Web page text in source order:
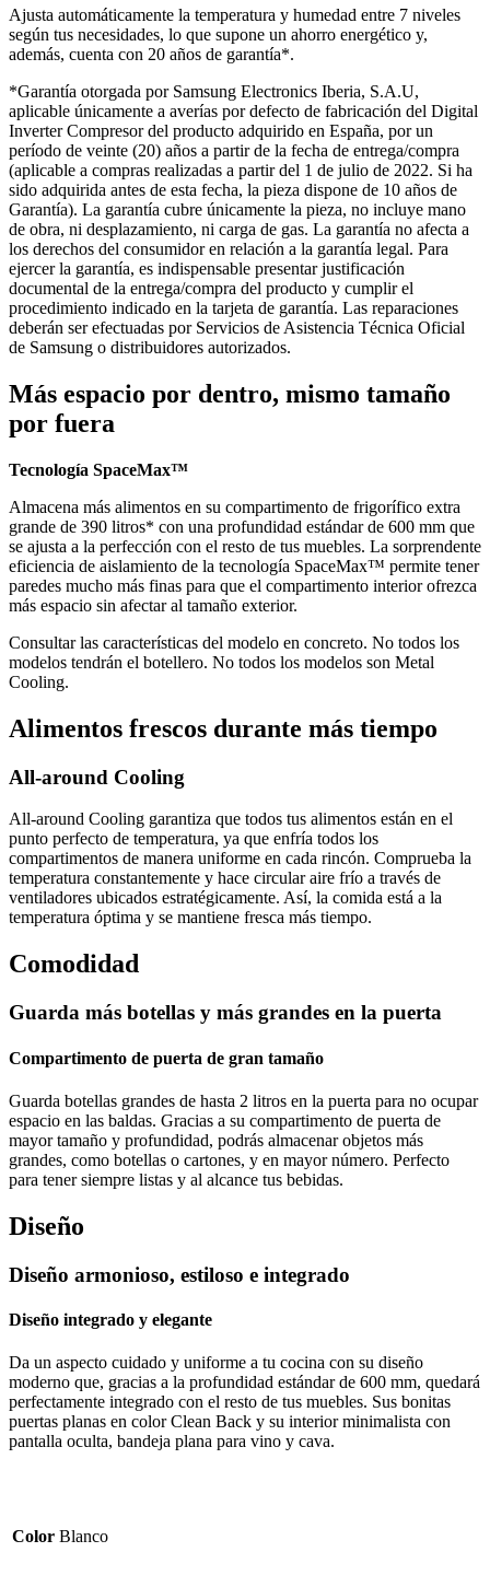
Ajusta automáticamente la temperatura y humedad entre 7 niveles
según tus necesidades, lo que supone un ahorro energético y,
además, cuenta con 20 años de garantía*.
*Garantía otorgada por Samsung Electronics Iberia, S.A.U,
aplicable únicamente a averías por defecto de fabricación del Digital
Inverter Compresor del producto adquirido en España, por un
período de veinte (20) años a partir de la fecha de entrega/compra
(aplicable a compras realizadas a partir del 1 de julio de 2022. Si ha
sido adquirida antes de esta fecha, la pieza dispone de 10 años de
Garantía). La garantía cubre únicamente la pieza, no incluye mano
de obra, ni desplazamiento, ni carga de gas. La garantía no afecta a
los derechos del consumidor en relación a la garantía legal. Para
ejercer la garantía, es indispensable presentar justificación
documental de la entrega/compra del producto y cumplir el
procedimiento indicado en la tarjeta de garantía. Las reparaciones
deberán ser efectuadas por Servicios de Asistencia Técnica Oficial
de Samsung o distribuidores autorizados.
Más espacio por dentro, mismo tamaño
por fuera
Tecnología SpaceMax™
Almacena más alimentos en su compartimento de frigorífico extra
grande de 390 litros* con una profundidad estándar de 600 mm que
se ajusta a la perfección con el resto de tus muebles. La sorprendente
eficiencia de aislamiento de la tecnología SpaceMax™ permite tener
paredes mucho más finas para que el compartimento interior ofrezca
más espacio sin afectar al tamaño exterior.
Consultar las características del modelo en concreto. No todos los
modelos tendrán el botellero. No todos los modelos son Metal
Cooling.
Alimentos frescos durante más tiempo
All-around Cooling
All-around Cooling garantiza que todos tus alimentos están en el
punto perfecto de temperatura, ya que enfría todos los
compartimentos de manera uniforme en cada rincón. Comprueba la
temperatura constantemente y hace circular aire frío a través de
ventiladores ubicados estratégicamente. Así, la comida está a la
temperatura óptima y se mantiene fresca más tiempo.
Comodidad
Guarda más botellas y más grandes en la puerta
Compartimento de puerta de gran tamaño
Guarda botellas grandes de hasta 2 litros en la puerta para no ocupar
espacio en las baldas. Gracias a su compartimento de puerta de
mayor tamaño y profundidad, podrás almacenar objetos más
grandes, como botellas o cartones, y en mayor número. Perfecto
para tener siempre listas y al alcance tus bebidas.
Diseño
Diseño armonioso, estiloso e integrado
Diseño integrado y elegante
Da un aspecto cuidado y uniforme a tu cocina con su diseño
moderno que, gracias a la profundidad estándar de 600 mm, quedará
perfectamente integrado con el resto de tus muebles. Sus bonitas
puertas planas en color Clean Back y su interior minimalista con
pantalla oculta, bandeja plana para vino y cava.
Color Blanco